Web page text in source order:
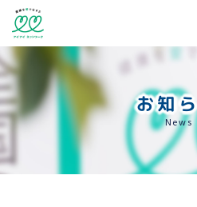
お知
News